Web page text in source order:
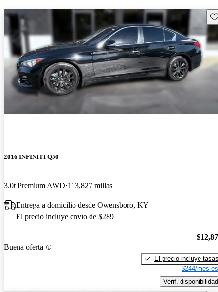
2016 INFINITI Q50
3.0t Premium AWD 113,827 millas
Entrega a domicilio desde Owensboro, KY
El precio incluye envío de $289
Buena oferta
El precio incluye tasas
$244/mes
Verif. disponibilidad